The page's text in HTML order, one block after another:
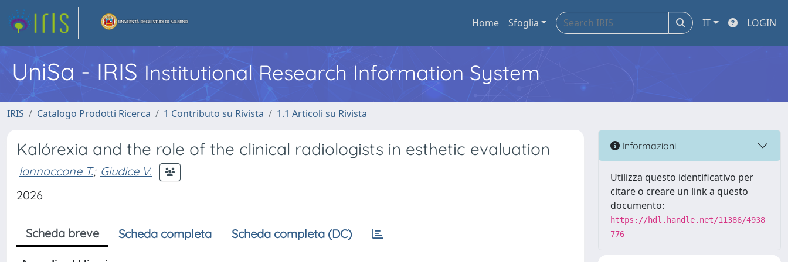
Home Sfoglia IT LOGIN
UniSa - IRIS Institutional Research Information System
IRIS Catalogo Prodotti Ricerca 1 Contributo su Rivista 1.1 Articoli su Rivista
Kalórexia and the role of the clinical radiologists in esthetic evaluation
Iannaccone T.; Giudice V.
2026
Scheda breve Scheda completa Scheda completa (DC)
Informazioni
Utilizza questo identificativo per
citare o creare un link a questo
documento:
https://hdl.handle.net/11386/4938
776